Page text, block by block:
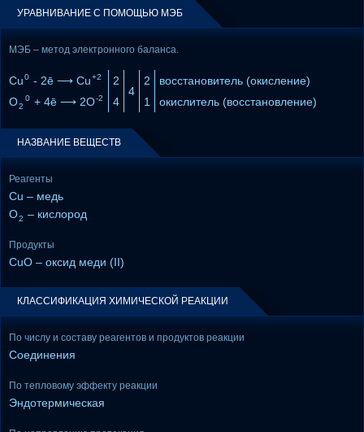
УРАВНИВАНИЕ С ПОМОЩЬЮ МЭБ
МЭБ – метод электронного баланса.
Cu0 - 2ē ⟶ Cu+2
2
4
2
восстановитель (окисление)
O2
0 + 4ē ⟶ 2O-2 4 1 окислитель (восстановление)
НАЗВАНИЕ ВЕЩЕСТВ
Реагенты
Cu – медь
O2 – кислород
Продукты
CuO – оксид меди (II)
КЛАССИФИКАЦИЯ ХИМИЧЕСКОЙ РЕАКЦИИ
По числу и составу реагентов и продуктов реакции
Соединения
По тепловому эффекту реакции
Эндотермическая